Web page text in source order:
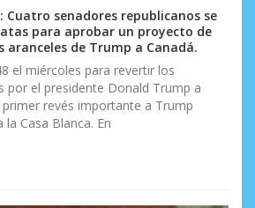
Cuatro senadores republicanos se
para aprobar un proyecto de
aranceles de Trump a Canadá.
el miércoles para revertir los
por el presidente Donald Trump a
primer revés importante a Trump
Casa Blanca. En